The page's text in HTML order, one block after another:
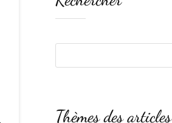
Thèmes des articles